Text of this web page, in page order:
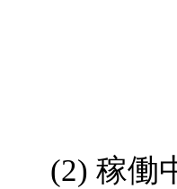
(2) 稼働